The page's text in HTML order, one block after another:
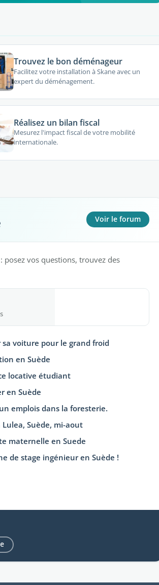
Trouvez le bon déménageur
Facilitez votre installation à Skane avec un
expert du déménagement.
Réalisez un bilan fiscal
Mesurez l'impact fiscal de votre mobilité
internationale.
Voir le forum
posez vos questions, trouvez des
sa voiture pour le grand froid
en Suède
locative étudiant
en Suède
emplois dans la foresterie.
Lulea, Suède, mi-aout
maternelle en Suede
de stage ingénieur en Suède !